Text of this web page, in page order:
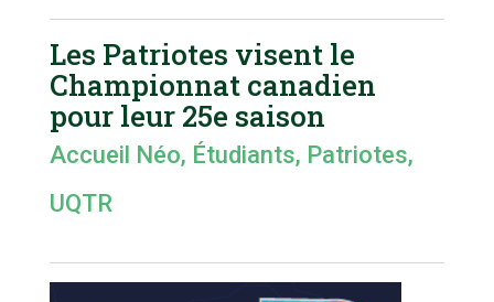
Les Patriotes visent le
Championnat canadien
pour leur 25e saison
Accueil Néo, Étudiants, Patriotes,
UQTR